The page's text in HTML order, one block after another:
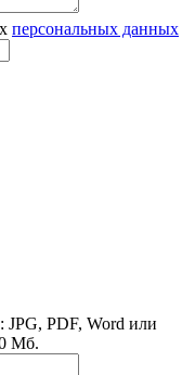
персональных данных
PDF, Word или
Мб.